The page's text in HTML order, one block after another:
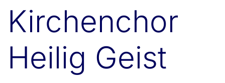
Kirchenchor
Heilig Geist